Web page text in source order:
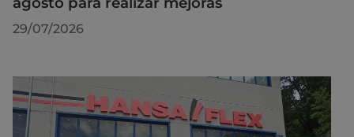
29/07/2026